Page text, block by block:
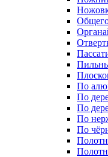
По
По
По
По
По